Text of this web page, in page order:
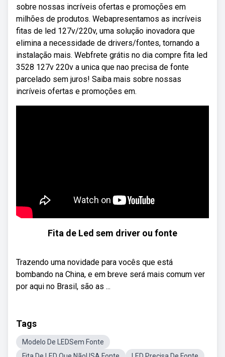
sobre nossas incríveis ofertas e promoções em
milhões de produtos. Webapresentamos as incríveis
fitas de led 127v/220v, uma solução inovadora que
elimina a necessidade de drivers/fontes, tornando a
instalação mais. Webfrete grátis no dia compre fita led
3528 127v 220v a unica que nao precisa de fonte
parcelado sem juros! Saiba mais sobre nossas
incríveis ofertas e promoções em.
Fita de Led sem driver ou fonte
Trazendo uma novidade para vocês que está
bombando na China, e em breve será mais comum ver
por aqui no Brasil, são as ...
Tags
Modelo De LEDSem Fonte